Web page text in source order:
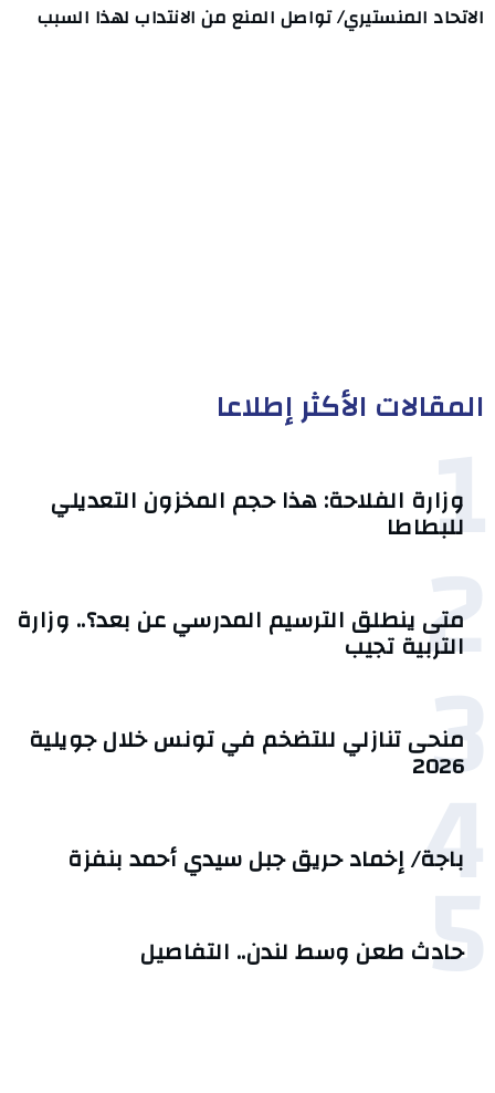
الاتحاد المنستيري/ تواصل المنع من الانتداب لهذا السبب
المقالات الأكثر إطلاعا
1
وزارة الفلاحة: هذا حجم المخزون التعديلي
للبطاطا
2
متى ينطلق الترسيم المدرسي عن بعد؟.. وزارة
التربية تجيب
3 منحى تنازلي ‎للتضخم في تونس خلال جويلية
2026‎
4
باجة/ إخماد حريق جبل سيدي أحمد بنفزة
5
حادث طعن وسط لندن.. التفاصيل